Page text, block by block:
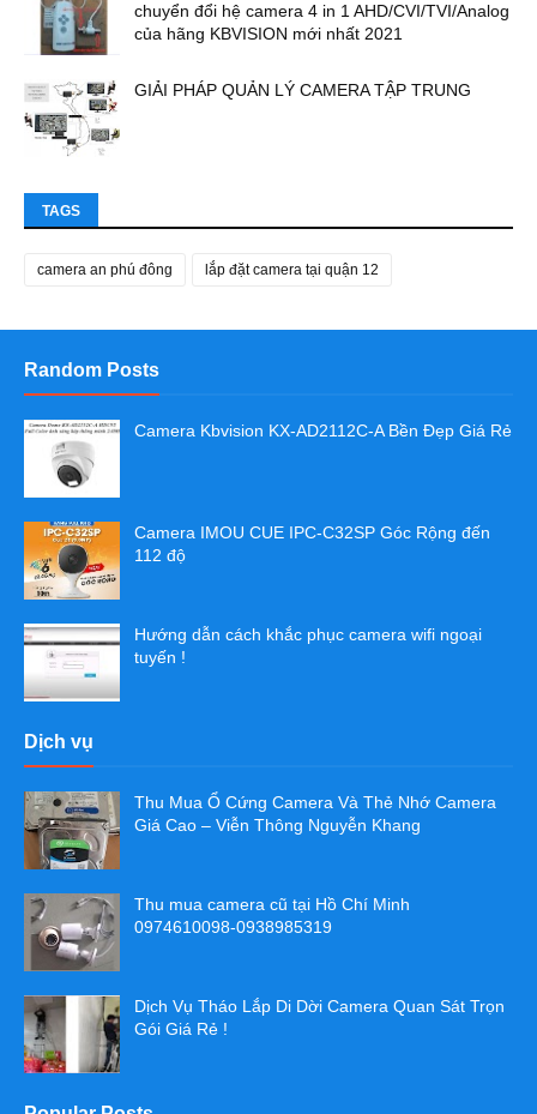
chuyển đổi hệ camera 4 in 1 AHD/CVI/TVI/Analog
của hãng KBVISION mới nhất 2021
GIẢI PHÁP QUẢN LÝ CAMERA TẬP TRUNG
TAGS
camera an phú đông lắp đặt camera tại quận 12
Random Posts
Camera Kbvision KX-AD2112C-A Bền Đẹp Giá Rẻ
Camera IMOU CUE IPC-C32SP Góc Rộng đến
112 độ
Hướng dẫn cách khắc phục camera wifi ngoại
tuyến !
Dịch vụ
Thu Mua Ổ Cứng Camera Và Thẻ Nhớ Camera
Giá Cao – Viễn Thông Nguyễn Khang
Thu mua camera cũ tại Hồ Chí Minh
0974610098-0938985319
Dịch Vụ Tháo Lắp Di Dời Camera Quan Sát Trọn
Gói Giá Rẻ !